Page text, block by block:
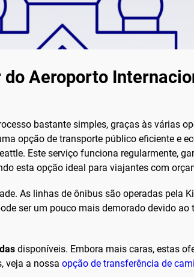
Aeroporto
bastante simples, graças às várias
opção de transporte público eficiente e
Este serviço funciona regularmente,
esta opção ideal para viajantes com
As linhas de ônibus são operadas pela
ser um pouco mais demorado devido ao
disponíveis. Embora mais caras, estas
veja a nossa opção de transferência de